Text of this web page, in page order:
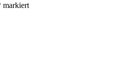
markiert